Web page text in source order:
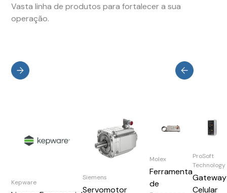
Vasta linha de produtos para fortalecer a sua
operação.
Kepware
Siemens
Servomotor
Molex
Ferramenta
de
ProSoft
Technology
Gateway
Celular